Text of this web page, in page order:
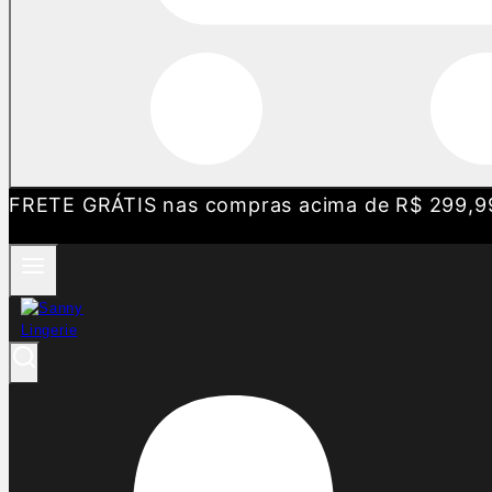
FRETE GRÁTIS nas compras acima de R$